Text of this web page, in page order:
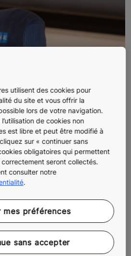
utilisent des cookies pour
du site et vous offrir la
lors de votre navigation.
de cookies non
est libre et peut être modifié à
sur « continuer sans
obligatoires qui permettent
seront collectés.
consulter notre
.
mes préférences
sans accepter